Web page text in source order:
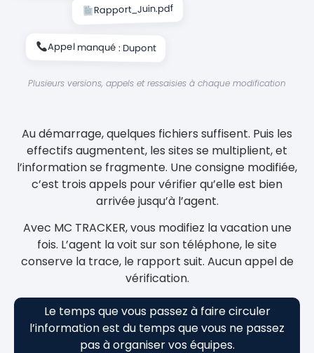
Rapport_Juin.pdf
Appel manqué : Dupont
Plusieurs versions, appels et ressaisies à chaque modification
Au démarrage, quelques fichiers suffisent. Puis les
effectifs augmentent, les sites se multiplient, et
l’information se fragmente. Une consigne modifiée,
c’est trois appels pour vérifier qu’elle est bien
arrivée jusqu’à l’agent.
Avec MC TRACKER, vous modifiez la vacation une
fois. L’agent la voit sur son téléphone, le site
conserve la trace, le rapport suit. Aucun appel de
vérification.
Le temps que vous passez à faire circuler
l’information est du temps que vous ne passez
pas à organiser vos équipes.